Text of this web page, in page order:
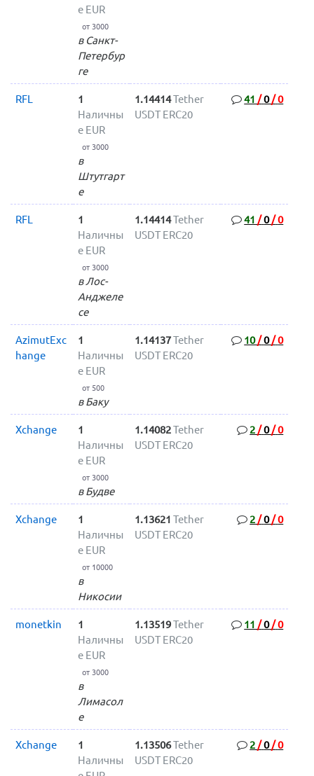
е EUR
от 3000
в Санкт-
Петербур
ге
RFL
1
Наличны
е EUR
от 3000
в
Штутгарт
е
1.14414Tether
USDT ERC20
41 /0/0
RFL
1
Наличны
е EUR
от 3000
в Лос-
Анджеле
се
1.14414Tether
USDT ERC20
41 /0/0
AzimutExc
hange
1
Наличны
е EUR
от 500
в Баку
1.14137Tether
USDT ERC20
10/0/0
Xchange
1
Наличны
е EUR
от 3000
в Будве
1.14082Tether
USDT ERC20
2 /0/0
Xchange
1
Наличны
е EUR
от 10000
в
Никосии
1.13621 Tether
USDT ERC20
2 /0/0
monetkin
1
Наличны
е EUR
от 3000
в
Лимасол
е
1.13519Tether
USDT ERC20
11 /0/0
Xchange
1
Наличны
1.13506Tether
USDT ERC20
2 /0/0